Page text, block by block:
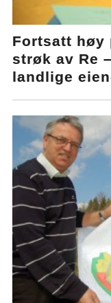
Fortsatt høy
strøk av Re
landlige